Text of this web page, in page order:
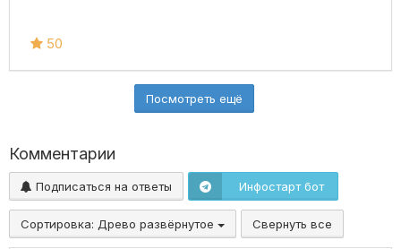
50
Посмотреть ещё
Комментарии
Подписаться на ответы Инфостарт бот
Сортировка: Древо развёрнутое Свернуть все